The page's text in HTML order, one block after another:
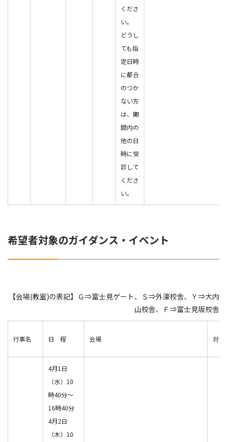
くださ
い。
どうし
ても指
定日時
に都合
のつか
ない方
は、期
間内の
他の日
時に受
診して
くださ
い。
希望者対象のガイダンス・イベント
【会場(教室)の表記】Ｇ⇒富士見ゲート、Ｓ⇒外濠校舎、Ｙ⇒大内
山校舎、Ｆ⇒富士見坂校舎
行事名 日 程 会場 対象
4月1日
（水）10
時40分～
16時40分
4月2日
（木）10